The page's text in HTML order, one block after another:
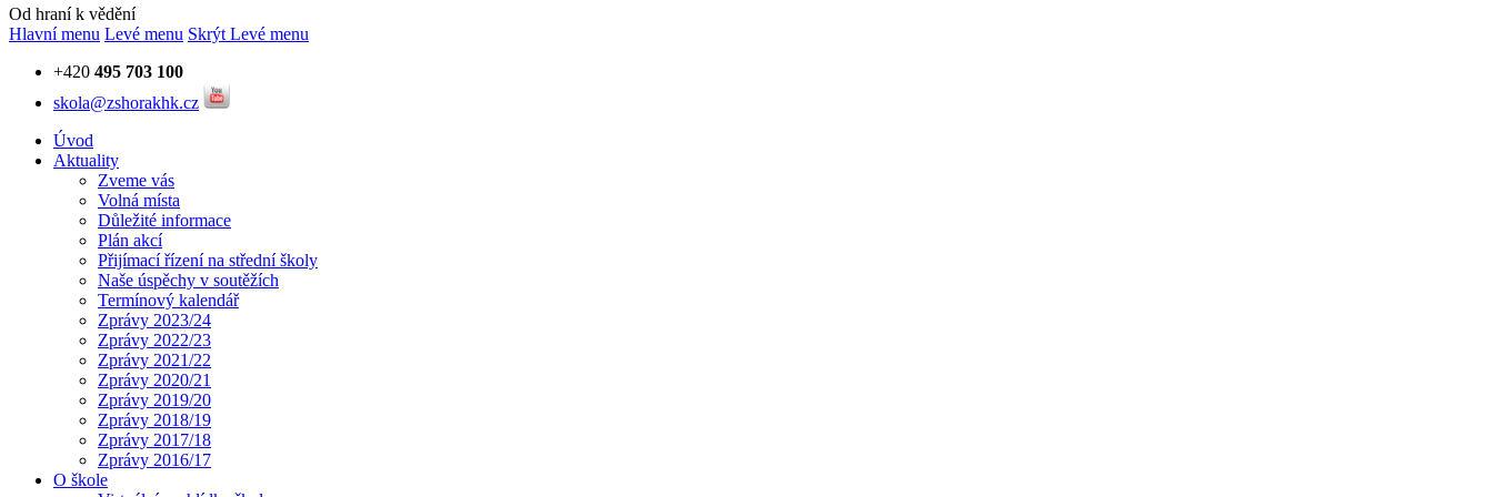
Od hraní k vědění
Hlavní menu Levé menu Skrýt Levé menu
+420 495 703 100
skola@zshorakhk.cz
Úvod
Aktuality
Zveme vás
Volná místa
Důležité informace
Plán akcí
Přijímací řízení na střední školy
Naše úspěchy v soutěžích
Termínový kalendář
Zprávy 2023/24
Zprávy 2022/23
Zprávy 2021/22
Zprávy 2020/21
Zprávy 2019/20
Zprávy 2018/19
Zprávy 2017/18
Zprávy 2016/17
O škole